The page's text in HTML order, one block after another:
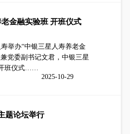
金融实验班 开班仪式
举办“中银三星人寿养老金
党委副书记文君，中银三星
开班仪式……
2025-10-29
题论坛举行